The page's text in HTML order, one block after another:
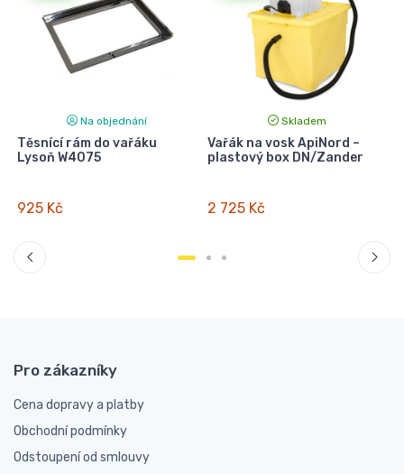
Na objednání
Těsnící rám do vařáku
Lysoň W4075
925 Kč
Skladem
Vařák na vosk ApiNord –
plastový box DN/Zander
2 725 Kč
Pro zákazníky
Cena dopravy a platby
Obchodní podmínky
Odstoupení od smlouvy